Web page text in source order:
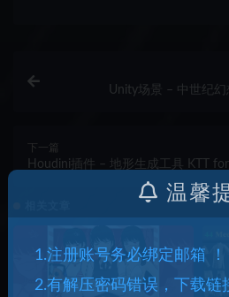
Unity场景 – 中世纪
下一篇
Houdini插件 – 地形生成工具 KTT
温馨
1.注册账号务必绑定邮箱 ！
2.有解压密码错误，下载链